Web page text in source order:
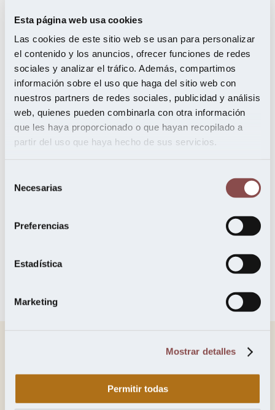
Esta página web usa cookies
Las cookies de este sitio web se usan para personalizar
el contenido y los anuncios, ofrecer funciones de redes
sociales y analizar el tráfico. Además, compartimos
información sobre el uso que haga del sitio web con
nuestros partners de redes sociales, publicidad y análisis
web, quienes pueden combinarla con otra información
que les haya proporcionado o que hayan recopilado a
partir del uso que haya hecho de sus servicios.
Necesarias
Preferencias
Estadística
Marketing
Mostrar detalles
Permitir todas
Las
tendencias de
suelo de
madera para
el 2024